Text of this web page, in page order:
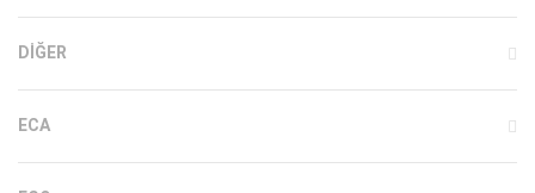
DIĞER
ECA